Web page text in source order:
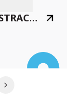
Klub Młodego Odkrywcy STRACHOUCZNIAKI